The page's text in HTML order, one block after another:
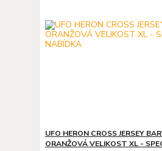
UFO HERON CROSS JERSEY
ORANŽOVÁ VELIKOST XL -